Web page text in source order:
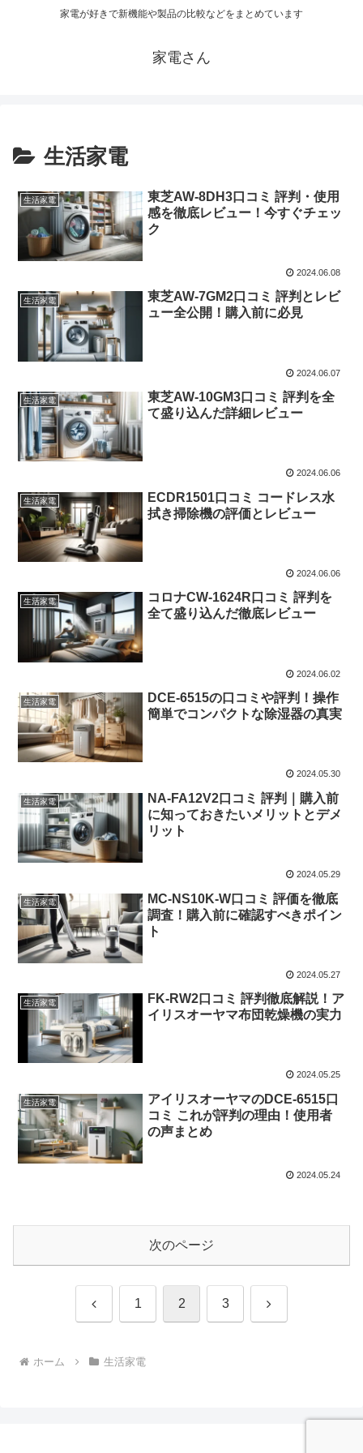
家電が好きで新機能や製品の比較などをまとめています
家電さん
生活家電
生活家電
東芝AW-8DH3口コミ 評判・使用
感を徹底レビュー！今すぐチェッ
ク
2024.06.08
生活家電
東芝AW-7GM2口コミ 評判とレビ
ュー全公開！購入前に必見
2024.06.07
生活家電
東芝AW-10GM3口コミ 評判を全
て盛り込んだ詳細レビュー
2024.06.06
生活家電
ECDR1501口コミ コードレス水
拭き掃除機の評価とレビュー
2024.06.06
生活家電
コロナCW-1624R口コミ 評判を
全て盛り込んだ徹底レビュー
2024.06.02
生活家電
DCE-6515の口コミや評判！操作
簡単でコンパクトな除湿器の真実
2024.05.30
生活家電
NA-FA12V2口コミ 評判｜購入前
に知っておきたいメリットとデメ
リット
2024.05.29
生活家電
MC-NS10K-W口コミ 評価を徹底
調査！購入前に確認すべきポイン
ト
2024.05.27
生活家電
FK-RW2口コミ 評判徹底解説！ア
イリスオーヤマ布団乾燥機の実力
2024.05.25
生活家電
アイリスオーヤマのDCE-6515口
コミ これが評判の理由！使用者
の声まとめ
2024.05.24
次のページ
前 1 2 3 次
ホーム 生活家電